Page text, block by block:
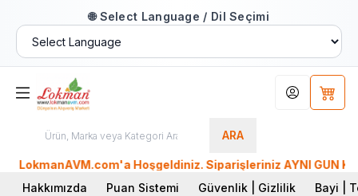
🌐 Select Language / Dil Seçimi
ARA
Hesabım
LokmanAVM.com'a Hoşgeldiniz. Siparişleriniz AYNI GÜN
Hakkımızda
Puan Sistemi Güvenlik | Gizlilik Bayi |